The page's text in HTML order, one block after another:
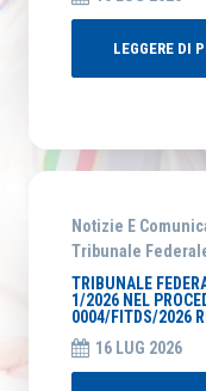
LEGGERE DI
Notizie E
Tribunale
TRIBUNALE
1/2026 NEL
0004/FITDS/2026
16 LUG 2026